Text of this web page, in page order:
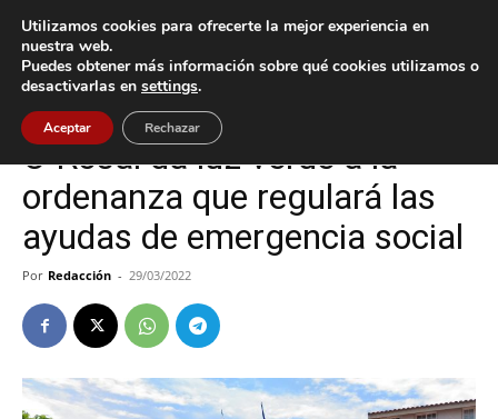
Inicio O Rosal
O Rosal
O Rosal da luz verde a la
ordenanza que regulará las
ayudas de emergencia social
Por Redacción - 29/03/2022
Utilizamos cookies para ofrecerte la mejor experiencia en
nuestra web.
Puedes obtener más información sobre qué cookies utilizamos o
desactivarlas en settings.
Aceptar Rechazar